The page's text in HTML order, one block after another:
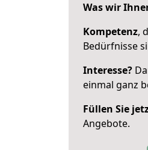
Was wir
Kompetenz,
Bedürfnisse
Interesse?
einmal ganz
Füllen Sie
Angebote.